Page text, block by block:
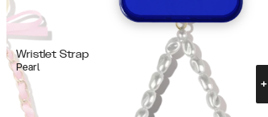
Wristlet Strap
Pearl
+